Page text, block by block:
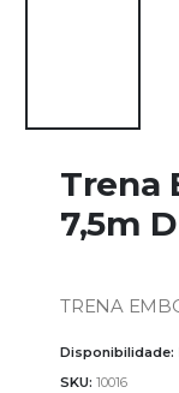
Trena
7,5m
TRENA
Disponibilidade:
SKU: 10016